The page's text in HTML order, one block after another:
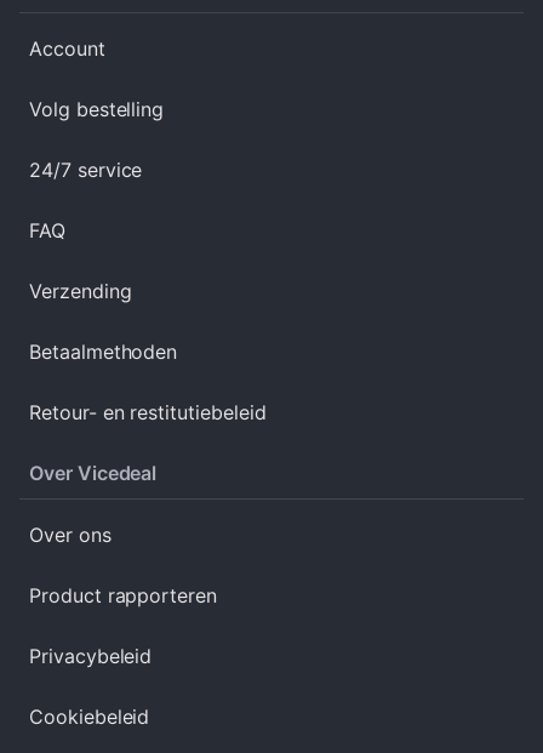
Account
Volg bestelling
24/7 service
FAQ
Verzending
Betaalmethoden
Retour- en restitutiebeleid
Over Vicedeal
Over ons
Product rapporteren
Privacybeleid
Cookiebeleid